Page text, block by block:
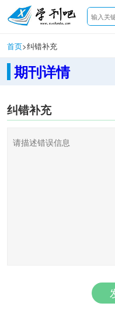
首页>纠错补充
期刊详情
纠错补充